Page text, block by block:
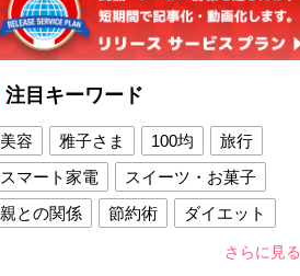
注目キーワード
美容 雅子さま 100均
旅行
スマート家電
スイーツ・お菓子
親との関係
節約術
ダイエット
さらに見る